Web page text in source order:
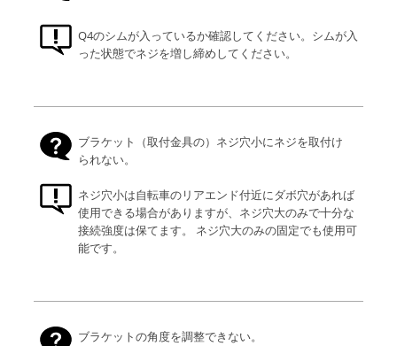
Q4のシムが入っているか確認してください。シムが入
った状態でネジを増し締めしてください。
ブラケット（取付金具の）ネジ穴小にネジを取付け
られない。
ネジ穴小は自転車のリアエンド付近にダボ穴があれば
使用できる場合がありますが、ネジ穴大のみで十分な
接続強度は保てます。 ネジ穴大のみの固定でも使用可
能です。
ブラケットの角度を調整できない。